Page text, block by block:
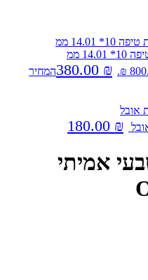
380.00 ₪
המחיר
180.00 ₪
אמיתי